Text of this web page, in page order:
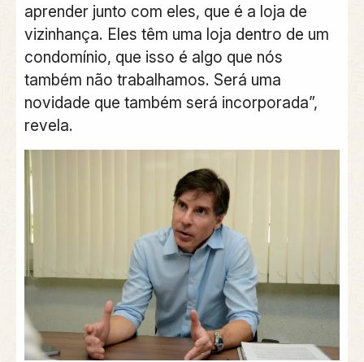
aprender junto com eles, que é a loja de
vizinhança. Eles têm uma loja dentro de um
condomínio, que isso é algo que nós
também não trabalhamos. Será uma
novidade que também será incorporada”,
revela.